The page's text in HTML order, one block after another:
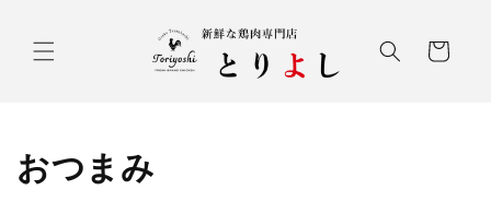
進む
ー
コ
おつまみ